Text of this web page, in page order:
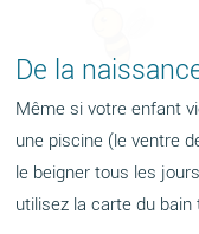
De la
Même si votre enfant
une piscine (le ventre
le beigner tous les
utilisez la carte du